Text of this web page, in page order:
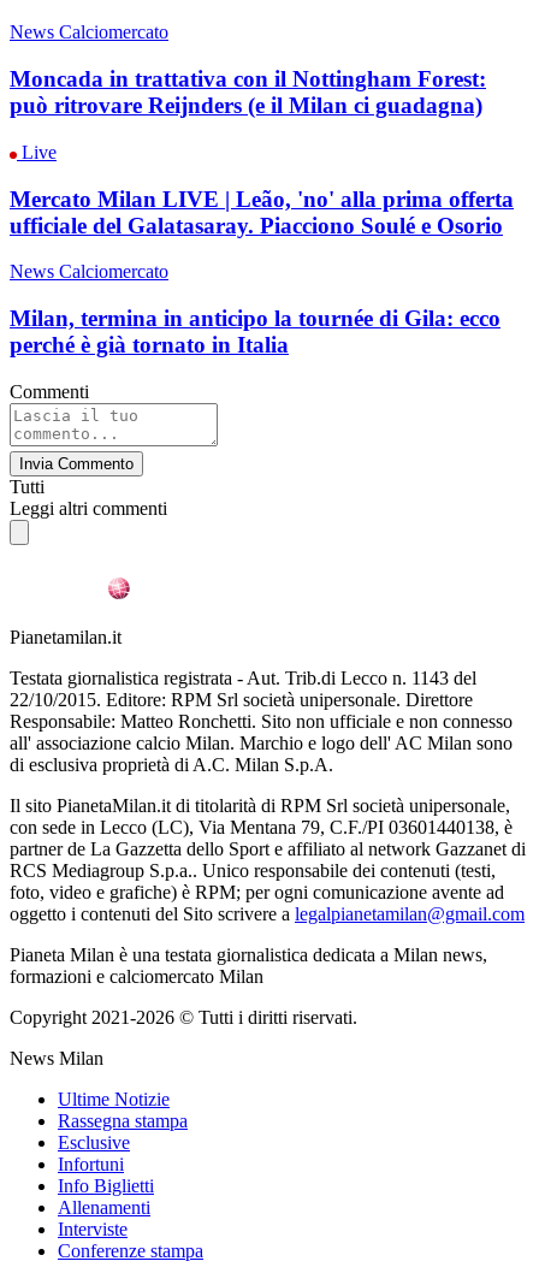
News Calciomercato
Moncada in trattativa con il Nottingham Forest:
può ritrovare Reijnders (e il Milan ci guadagna)
Live
Mercato Milan LIVE | Leão, 'no' alla prima offerta
ufficiale del Galatasaray. Piacciono Soulé e Osorio
News Calciomercato
Milan, termina in anticipo la tournée di Gila: ecco
perché è già tornato in Italia
Commenti
Invia Commento
Tutti
Leggi altri commenti
Pianetamilan.it
Testata giornalistica registrata - Aut. Trib.di Lecco n. 1143 del
22/10/2015. Editore: RPM Srl società unipersonale. Direttore
Responsabile: Matteo Ronchetti. Sito non ufficiale e non connesso
all' associazione calcio Milan. Marchio e logo dell' AC Milan sono
di esclusiva proprietà di A.C. Milan S.p.A.
Il sito PianetaMilan.it di titolarità di RPM Srl società unipersonale,
con sede in Lecco (LC), Via Mentana 79, C.F./PI 03601440138, è
partner de La Gazzetta dello Sport e affiliato al network Gazzanet di
RCS Mediagroup S.p.a.. Unico responsabile dei contenuti (testi,
foto, video e grafiche) è RPM; per ogni comunicazione avente ad
oggetto i contenuti del Sito scrivere a legalpianetamilan@gmail.com
Pianeta Milan è una testata giornalistica dedicata a Milan news,
formazioni e calciomercato Milan
Copyright 2021-2026 © Tutti i diritti riservati.
News Milan
Ultime Notizie
Rassegna stampa
Esclusive
Infortuni
Info Biglietti
Allenamenti
Interviste
Conferenze stampa